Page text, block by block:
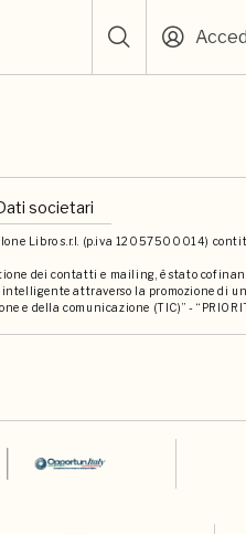
Libro s.r.l. (p.iva 12057500014)
dei contatti e mailing, è stato
intelligente attraverso la promozione di
della comunicazione (TIC)” -
societari